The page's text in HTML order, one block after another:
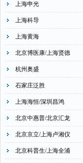
上海申光
上海科导
上海黄海
北京博医康/上海贤德
杭州奥盛
石家庄泛胜
上海海恒/深圳昌鸿
北京中惠普/北京汇龙
北京京立/上海卢湘仪
北京科普生/上海全浦